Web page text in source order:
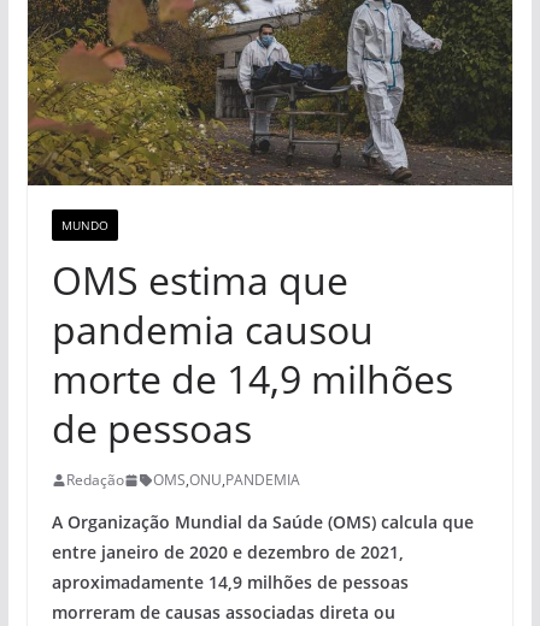
MUNDO
OMS estima que
pandemia causou
morte de 14,9 milhões
de pessoas
Redação OMS,ONU,PANDEMIA
A Organização Mundial da Saúde (OMS) calcula que
entre janeiro de 2020 e dezembro de 2021,
aproximadamente 14,9 milhões de pessoas
morreram de causas associadas direta ou